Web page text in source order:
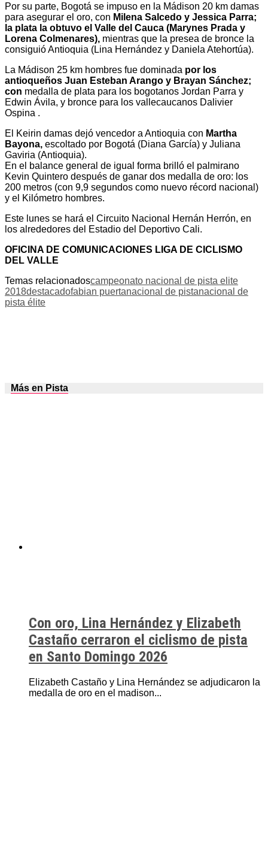
Por su parte, Bogotá se impuso en la Mádison 20 km damas
para asegurar el oro, con Milena Salcedo y Jessica Parra;
la plata la obtuvo el Valle del Cauca (Marynes Prada y
Lorena Colmenares), mientras que la presea de bronce la
consiguió Antioquia (Lina Hernández y Daniela Atehortúa).
La Mádison 25 km hombres fue dominada por los
antioqueños Juan Esteban Arango y Brayan Sánchez;
con medalla de plata para los bogotanos Jordan Parra y
Edwin Ávila, y bronce para los vallecaucanos Dalivier
Ospina .
El Keirin damas dejó vencedor a Antioquia con Martha
Bayona, escoltado por Bogotá (Diana García) y Juliana
Gaviria (Antioquia).
En el balance general de igual forma brilló el palmirano
Kevin Quintero después de ganar dos medalla de oro: los
200 metros (con 9,9 segundos como nuevo récord nacional)
y el Kilómetro hombres.
Este lunes se hará el Circuito Nacional Hernán Herrón, en
los alrededores del Estadio del Deportivo Cali.
OFICINA DE COMUNICACIONES LIGA DE CICLISMO
DEL VALLE
Temas relacionadoscampeonato nacional de pista elite
2018destacadofabian puertanacional de pistanacional de
pista élite
Más en Pista
Con oro, Lina Hernández y Elizabeth
Castaño cerraron el ciclismo de pista
en Santo Domingo 2026
Elizabeth Castaño y Lina Hernández se adjudicaron la
medalla de oro en el madison...